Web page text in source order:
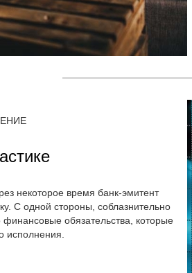
некоторое время банк-эмитент
С одной стороны, соблазнительно
обязательства, которые
исполнения.